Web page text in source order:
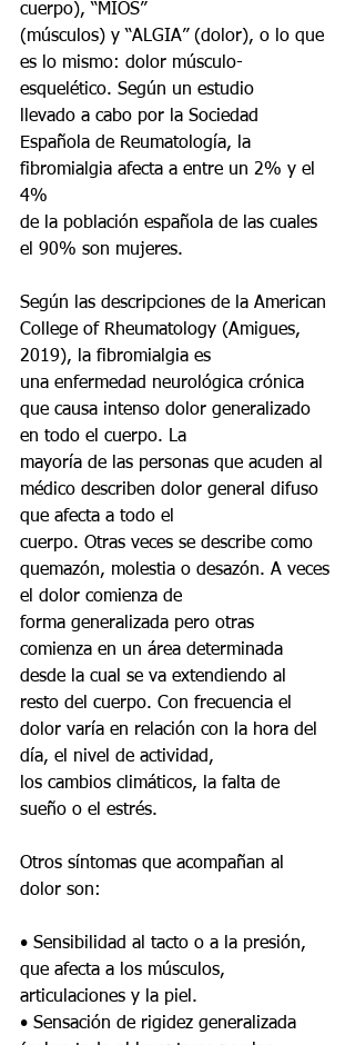
cuerpo), “MIOS”
(músculos) y “ALGIA” (dolor), o lo que
es lo mismo: dolor músculo-
esquelético. Según un estudio
llevado a cabo por la Sociedad
Española de Reumatología, la
fibromialgia afecta a entre un 2% y el
4%
de la población española de las cuales
el 90% son mujeres.
Según las descripciones de la American
College of Rheumatology (Amigues,
2019), la fibromialgia es
una enfermedad neurológica crónica
que causa intenso dolor generalizado
en todo el cuerpo. La
mayoría de las personas que acuden al
médico describen dolor general difuso
que afecta a todo el
cuerpo. Otras veces se describe como
quemazón, molestia o desazón. A veces
el dolor comienza de
forma generalizada pero otras
comienza en un área determinada
desde la cual se va extendiendo al
resto del cuerpo. Con frecuencia el
dolor varía en relación con la hora del
día, el nivel de actividad,
los cambios climáticos, la falta de
sueño o el estrés.
Otros síntomas que acompañan al
dolor son:
• Sensibilidad al tacto o a la presión,
que afecta a los músculos,
articulaciones y la piel.
• Sensación de rigidez generalizada